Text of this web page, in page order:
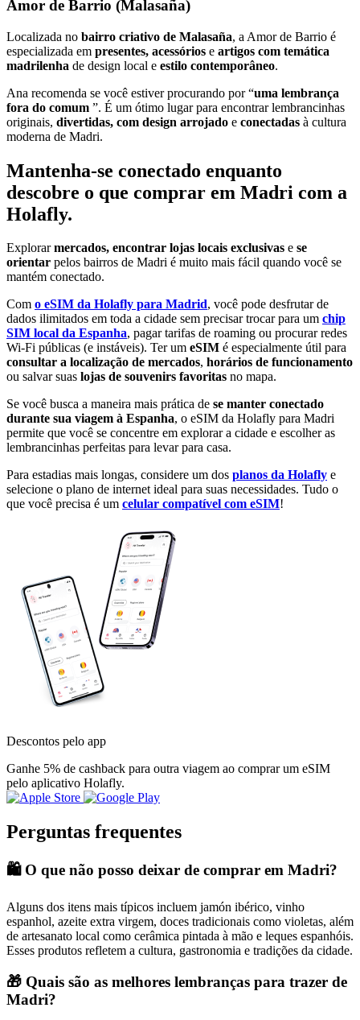
Amor de Barrio (Malasaña)
Localizada no bairro criativo de Malasaña, a Amor de Barrio é
especializada em presentes, acessórios e artigos com temática
madrilenha de design local e estilo contemporâneo.
Ana recomenda se você estiver procurando por “uma lembrança
fora do comum ”. É um ótimo lugar para encontrar lembrancinhas
originais, divertidas, com design arrojado e conectadas à cultura
moderna de Madri.
Mantenha-se conectado enquanto
descobre o que comprar em Madri com a
Holafly.
Explorarmercados, encontrar lojas locais exclusivas e se
orientar pelos bairros de Madri é muito mais fácil quando você se
mantém conectado.
Com o eSIM da Holafly para Madrid, você pode desfrutar de
dados ilimitados em toda a cidade sem precisar trocar para um chip
SIM local da Espanha, pagar tarifas de roaming ou procurar redes
Wi-Fi públicas (e instáveis). Ter um eSIM é especialmente útil para
consultar a localização de mercados, horários de funcionamento
ou salvar suas lojas de souvenirs favoritas no mapa.
Se você busca a maneira mais prática de se manter conectado
durante sua viagem à Espanha, o eSIM da Holafly para Madri
permite que você se concentre em explorar a cidade e escolher as
lembrancinhas perfeitas para levar para casa.
Para estadias mais longas, considere um dos planos da Holafly e
selecione o plano de internet ideal para suas necessidades. Tudo o
que você precisa é um celular compatível com eSIM!
Descontos pelo app
Ganhe 5% de cashback para outra viagem ao comprar um eSIM
pelo aplicativo Holafly.
Perguntas frequentes
🛍️ O que não posso deixar de comprar em Madri?
Alguns dos itens mais típicos incluem jamón ibérico, vinho
espanhol, azeite extra virgem, doces tradicionais como violetas, além
de artesanato local como cerâmica pintada à mão e leques espanhóis.
Esses produtos refletem a cultura, gastronomia e tradições da cidade.
🎁 Quais são as melhores lembranças para trazer de
Madri?